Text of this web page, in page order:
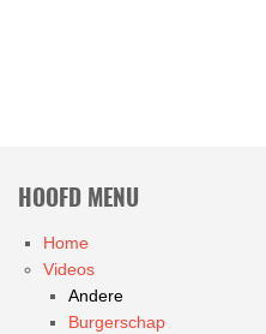
HOOFD MENU
Home
Videos
Andere
Burgerschap